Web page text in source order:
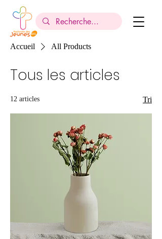
Accueil All Products
Tous les articles
12 articles Tri